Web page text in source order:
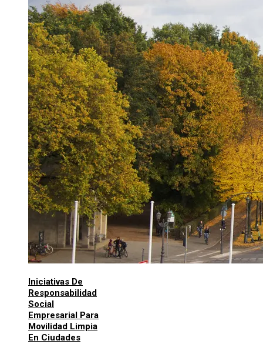
Iniciativas De
Responsabilidad
Social
Empresarial Para
Movilidad Limpia
En Ciudades